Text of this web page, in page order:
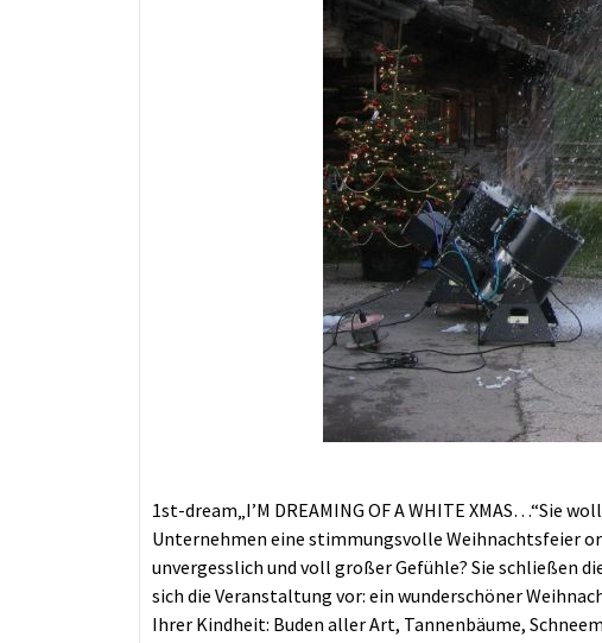
1st-dream„I’M DREAMING OF A WHITE XMAS…“Sie
Unternehmen eine stimmungsvolle Weihnachtsfeier
unvergesslich und voll großer Gefühle? Sie schließen
sich die Veranstaltung vor: ein wunderschöner
Ihrer Kindheit: Buden aller Art, Tannenbäume,